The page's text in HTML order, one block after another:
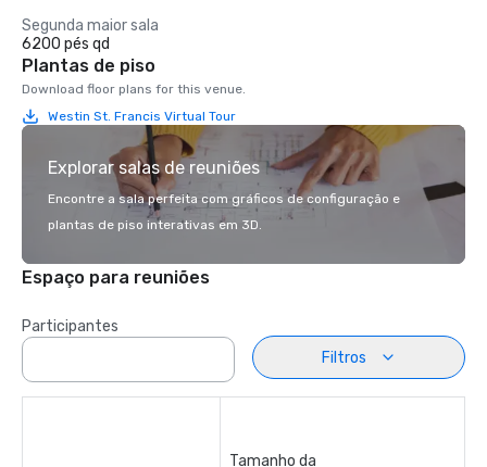
Segunda maior sala
6200 pés qd
Plantas de piso
Download floor plans for this venue.
Westin St. Francis Virtual Tour
Explorar salas de reuniões
Encontre a sala perfeita com gráficos de configuração e
plantas de piso interativas em 3D.
Espaço para reuniões
Participantes
Filtros
Tamanho da